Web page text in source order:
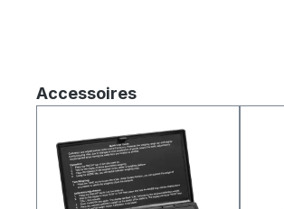
Ignorer la galerie de produits
Accessoires